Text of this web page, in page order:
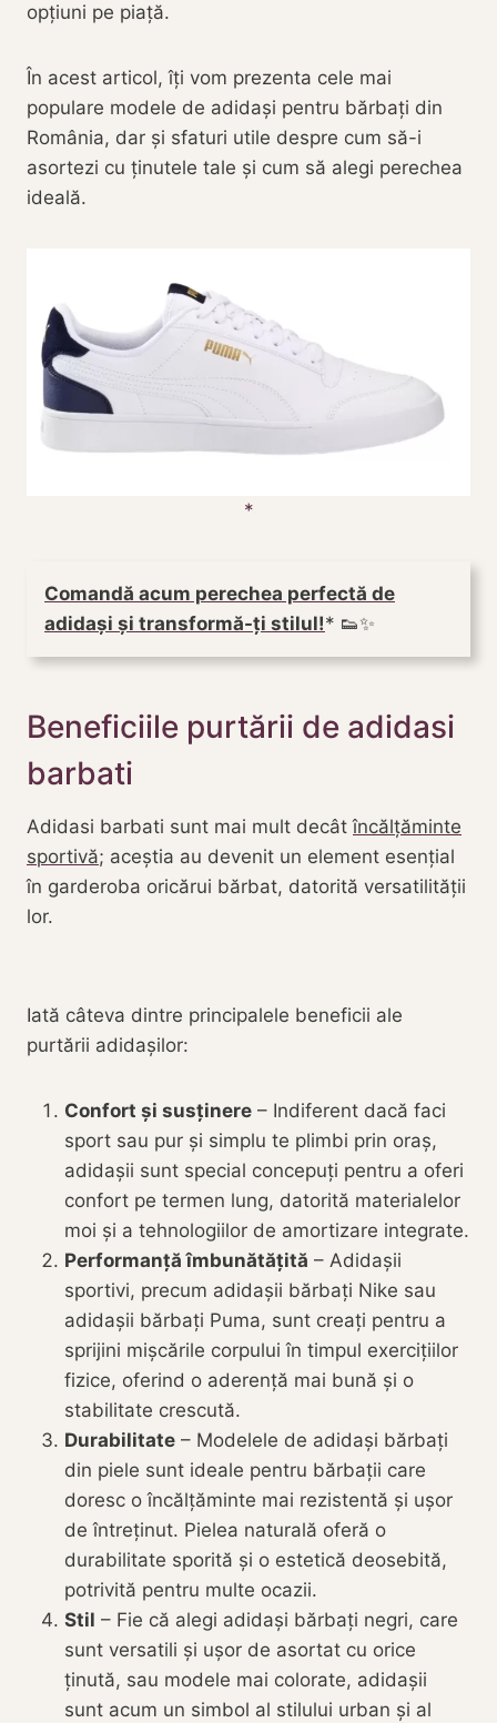
opțiuni pe piață.
În acest articol, îți vom prezenta cele mai
populare modele de adidași pentru bărbați din
România, dar și sfaturi utile despre cum să-i
asortezi cu ținutele tale și cum să alegi perechea
ideală.
Comandă acum perechea perfectă de
adidași și transformă-ți stilul!
👟✨
Beneficiile purtării de adidasi
barbati
Adidasi barbati sunt mai mult decâtîncălțăminte
sportivă; aceștia au devenit un element esențial
în garderoba oricărui bărbat, datorită versatilității
lor.
Iată câteva dintre principalele beneficii ale
purtării adidașilor:
Confort și susținere – Indiferent dacă faci
sport sau pur și simplu te plimbi prin oraș,
adidașii sunt special concepuți pentru a oferi
confort pe termen lung, datorită materialelor
moi și a tehnologiilor de amortizare integrate.
Performanță îmbunătățită – Adidașii
sportivi, precum adidașii bărbați Nike sau
adidașii bărbați Puma, sunt creați pentru a
sprijini mișcările corpului în timpul exercițiilor
fizice, oferind o aderență mai bună și o
stabilitate crescută.
Durabilitate – Modelele de adidași bărbați
din piele sunt ideale pentru bărbații care
doresc o încălțăminte mai rezistentă și ușor
de întreținut. Pielea naturală oferă o
durabilitate sporită și o estetică deosebită,
potrivită pentru multe ocazii.
Stil – Fie că alegi adidași bărbați negri, care
sunt versatili și ușor de asortat cu orice
ținută, sau modele mai colorate, adidașii
sunt acum un simbol al stilului urban și al